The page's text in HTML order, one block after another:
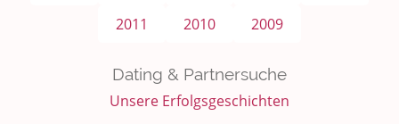
2011
2010 2009
Dating & Partnersuche
Unsere Erfolgsgeschichten